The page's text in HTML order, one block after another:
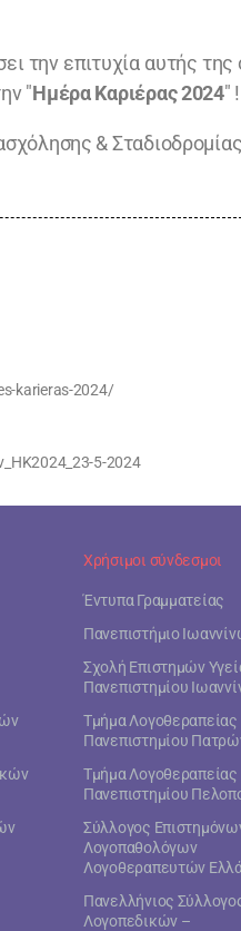
την επιτυχία αυτής
"Ημέρα Καριέρας 2024" !
&
karieras-2024/
5-2024
Χρήσιμοι σύνδεσμοι
Έντυπα Γραμματείας
Πανεπιστήμιο
Σχολή Επιστημών
Πανεπιστημίου
Τμήμα Λογοθεραπείας
Πανεπιστημίου
Τμήμα Λογοθεραπείας
Πανεπιστημίου
Σύλλογος
Λογοπαθολόγων
Λογοθεραπευτών
Πανελλήνιος
Λογοπεδικών –